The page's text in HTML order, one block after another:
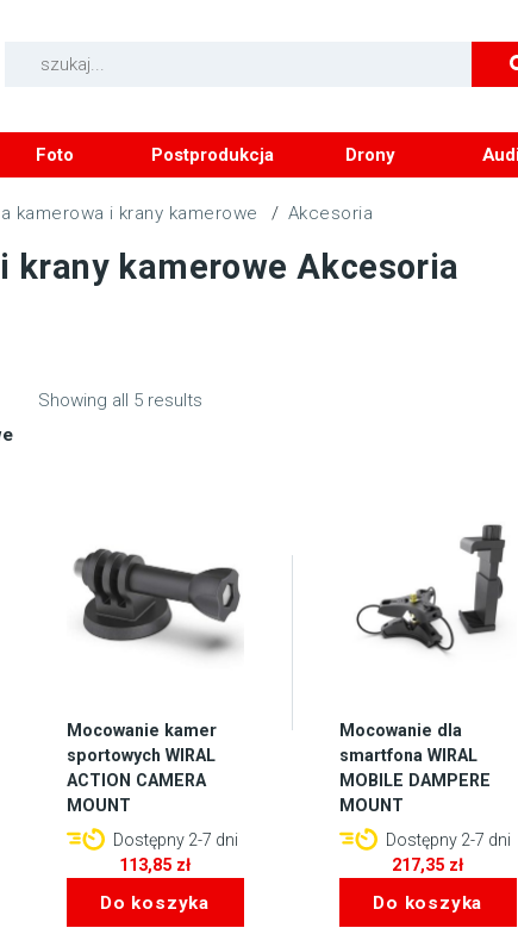
Foto Postprodukcja Drony
kamerowa i krany kamerowe / Akcesoria
krany kamerowe Akcesoria
Showing all 5 results
Mocowanie kamer
sportowych WIRAL
ACTION CAMERA
MOUNT
Dostępny 2-7 dni
113,85 zł
Do koszyka
Mocowanie dla
smartfona WIRAL
MOBILE DAMPERE
MOUNT
Dostępny 2-7 dni
217,35 zł
Do koszyka